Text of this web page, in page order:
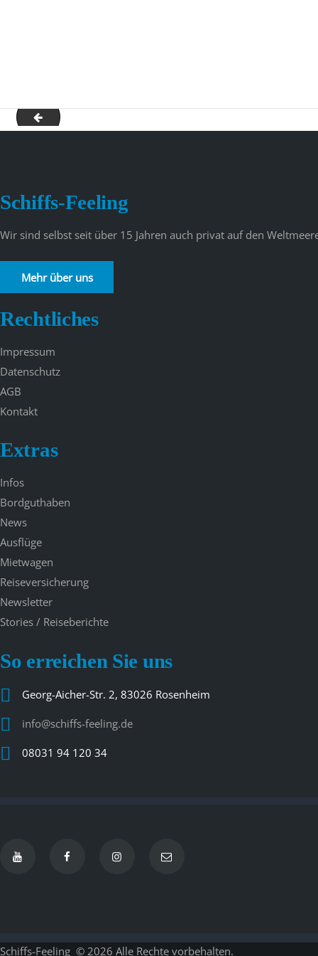
AIDA Sommer 3
Schiffs-Feeling
Wir sind selbst seit über 15 Jahren auch privat auf den
Mehr über uns
Rechtliches
Impressum
Datenschutz
AGB
Kontakt
Extras
Infos
Bordguthaben
News
Ausflüge
Mietwagen
Reiseversicherung
Newsletter
Stories / Reiseberichte
So erreichen Sie uns
Georg-Aicher-Str. 2, 83026 Rosenheim
info@schiffs-feeling.de
08031 94 120 34
Schiffs-Feeling © 2026 Alle Rechte vorbehalten.